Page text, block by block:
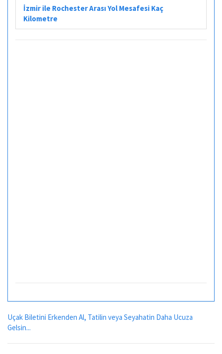
İzmir ile Rochester Arası Yol Mesafesi Kaç
Kilometre
Uçak Biletini Erkenden Al, Tatilin veya Seyahatin Daha Ucuza
Gelsin...